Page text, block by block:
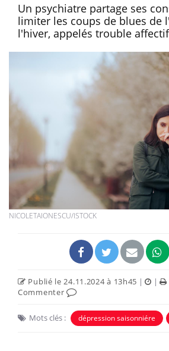
Un psychiatre partage ses
limiter les coups de blues de
l'hiver, appelés trouble
NICOLETAIONESCU/ISTOCK
Publié le 24.11.2024 à 13h45 | |
Commenter
Mots clés : dépression saisonniére